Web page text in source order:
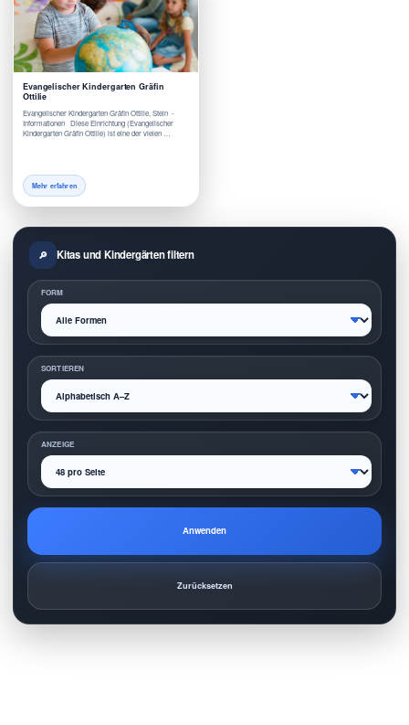
Evangelischer Kindergarten Gräfin
Ottilie
Evangelischer Kindergarten Gräfin Ottilie, Stein -
Informationen Diese Einrichtung (Evangelischer
Kindergarten Gräfin Ottilie) ist eine der vielen …
Mehr erfahren
Kitas und Kindergärten filtern
FORM
SORTIEREN
ANZEIGE
Anwenden
Zurücksetzen